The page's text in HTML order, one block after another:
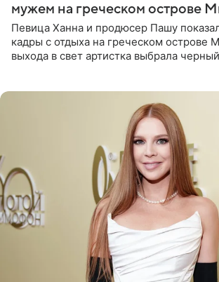
мужем на греческом острове
Певица Ханна и продюсер Пашу
кадры с отдыха на греческом острове
выхода в свет артистка выбрала